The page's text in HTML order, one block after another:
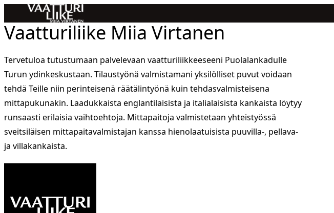
Vaatturiliike Miia Virtanen
Tervetuloa tutustumaan palvelevaan vaatturiliikkeeseeni Puolalankadulle
Turun ydinkeskustaan. Tilaustyönä valmistamani yksilölliset puvut voidaan
tehdä Teille niin perinteisenä räätälintyönä kuin tehdasvalmisteisena
mittapukunakin. Laadukkaista englantilaisista ja italialaisista kankaista löytyy
runsaasti erilaisia vaihtoehtoja. Mittapaitoja valmistetaan yhteistyössä
sveitsiläisen mittapaitavalmistajan kanssa hienolaatuisista puuvilla-, pellava-
ja villakankaista.